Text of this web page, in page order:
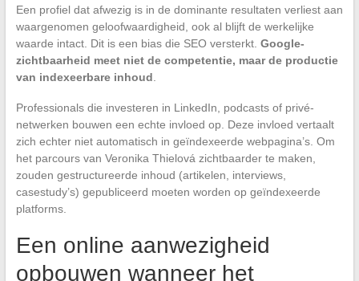
Een profiel dat afwezig is in de dominante resultaten verliest aan
waargenomen geloofwaardigheid, ook al blijft de werkelijke
waarde intact. Dit is een bias die SEO versterkt. Google-
zichtbaarheid meet niet de competentie, maar de productie
van indexeerbare inhoud
Professionals die investeren in LinkedIn, podcasts of privé-
netwerken bouwen een echte invloed op. Deze invloed vertaalt
zich echter niet automatisch in geïndexeerde webpagina’s. Om
het parcours van Veronika Thielová zichtbaarder te maken,
zouden gestructureerde inhoud (artikelen, interviews,
casestudy’s) gepubliceerd moeten worden op geïndexeerde
platforms.
Een online aanwezigheid
opbouwen wanneer het